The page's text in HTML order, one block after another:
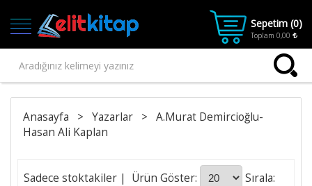
Sepetim (0)
Toplam 0,00
Anasayfa > Yazarlar > A.Murat Demircioğlu-
Hasan Ali Kaplan
Sadece stoktakiler| Ürün Göster: Sırala:
Ana
Kategoriler
Ana Sayfa
1.SINIF